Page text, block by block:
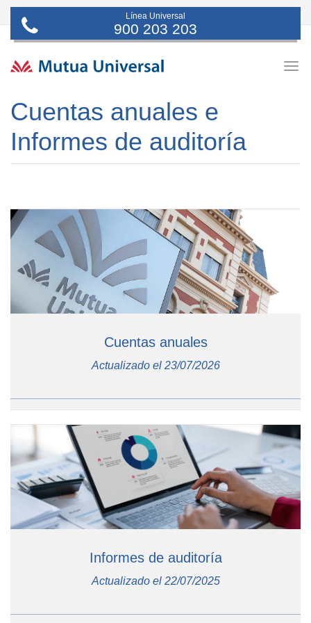
Línea Universal
900 203 203
Cuentas anuales e
Informes de auditoría
Cuentas anuales
Actualizado el 23/07/2026
Informes de auditoría
Actualizado el 22/07/2025